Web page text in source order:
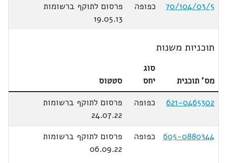
70/104/03/5
כפופה
פרסום לתוקף ברשומות
19.05.13
תוכניות משנות
מס' תוכנית
סוג
יחס
סטטוס
621-0465302
כפופה
פרסום לתוקף ברשומות
24.07.22
605-0880344
כפופה
פרסום לתוקף ברשומות
06.09.22